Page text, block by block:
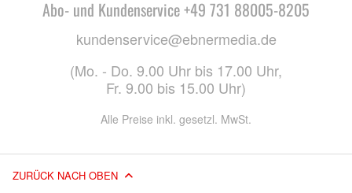
Abo- und Kundenservice +49 731 88005-8205
kundenservice@ebnermedia.de
(Mo. - Do. 9.00 Uhr bis 17.00 Uhr,
Fr. 9.00 bis 15.00 Uhr)
Alle Preise inkl. gesetzl. MwSt.
ZURÜCK NACH OBEN